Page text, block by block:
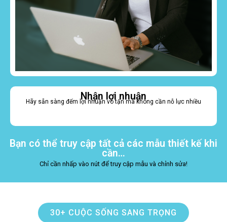
Nhận lợi nhuận
Hãy sẵn sàng đếm lợi nhuận vô tận mà không cần nỗ lực nhiều
Bạn có thể truy cập tất cả các mẫu thiết kế khi
cần…
Chỉ cần nhấp vào nút để truy cập mẫu và chỉnh sửa!
30+ CUỘC SỐNG SANG TRỌNG